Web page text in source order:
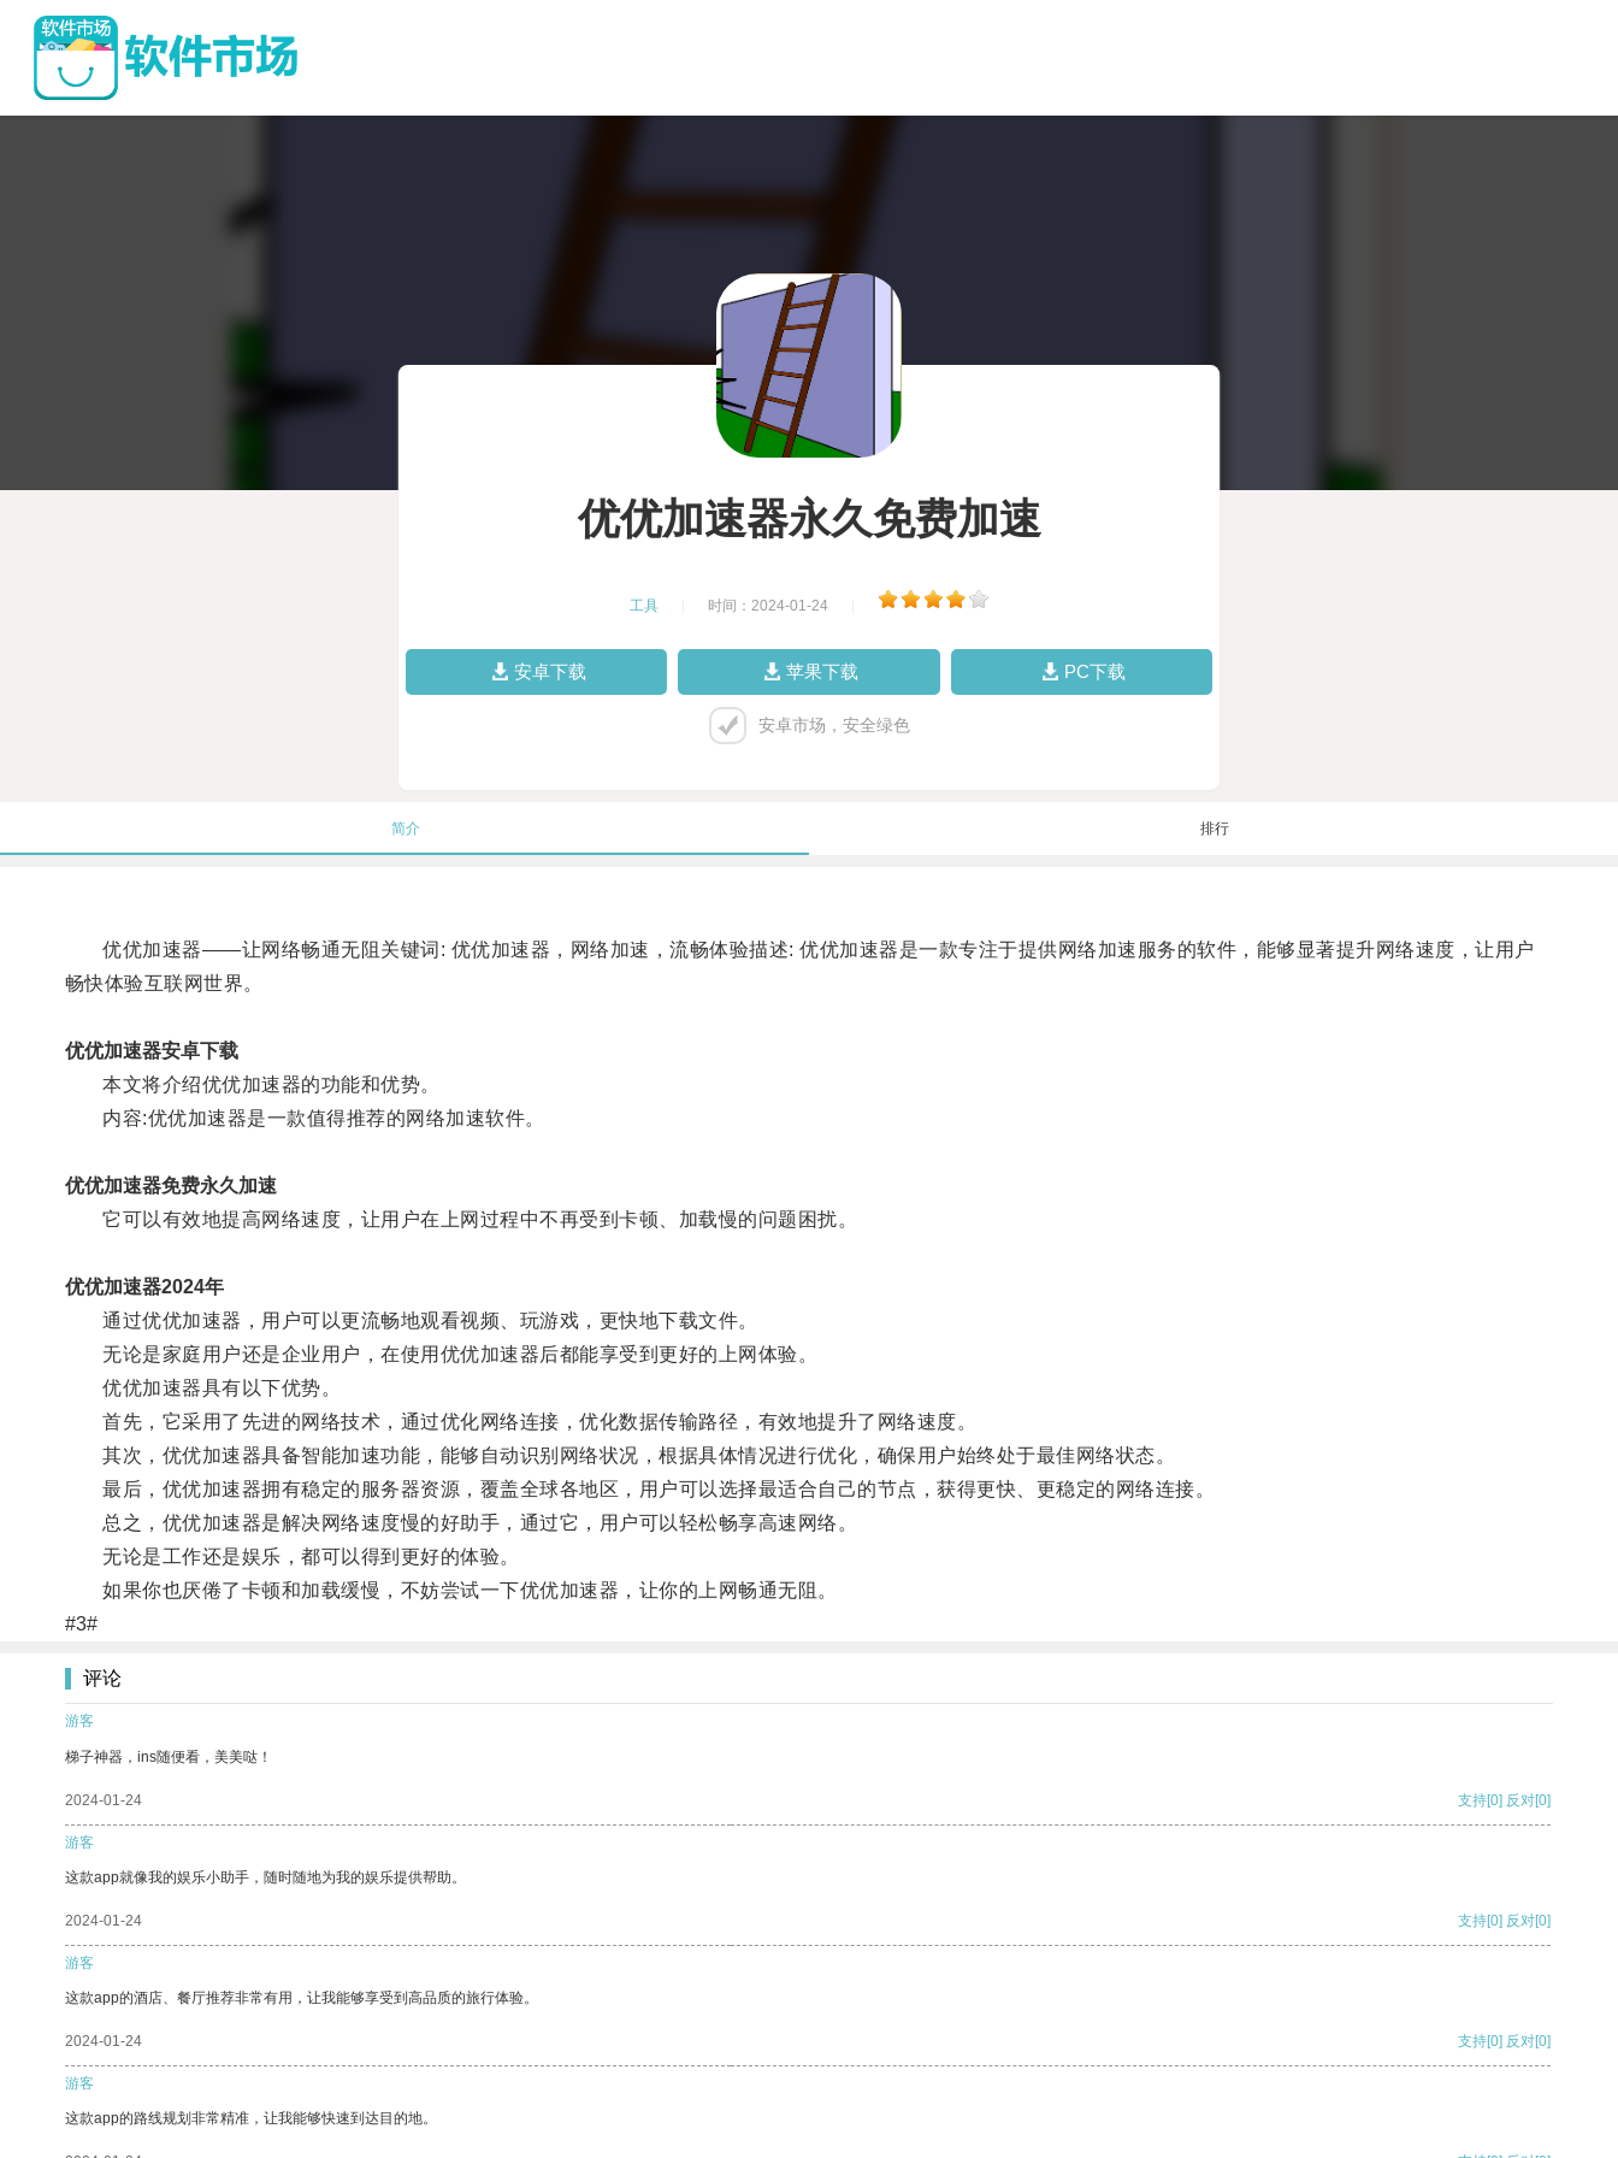
优优加速器永久免费加速
工具 时间：2024-01-24
安卓下载 苹果下载 PC下载
安卓市场，安全绿色
简介 排行
优优加速器——让网络畅通无阻关键词: 优优加速器，网络加速，流畅体验描述: 优优加速器是一款专注于提供网络加速服务的软件，能够显著提升网络速度，让用户
畅快体验互联网世界。
优优加速器安卓下载
本文将介绍优优加速器的功能和优势。
内容:优优加速器是一款值得推荐的网络加速软件。
优优加速器免费永久加速
它可以有效地提高网络速度，让用户在上网过程中不再受到卡顿、加载慢的问题困扰。
优优加速器2024年
通过优优加速器，用户可以更流畅地观看视频、玩游戏，更快地下载文件。
无论是家庭用户还是企业用户，在使用优优加速器后都能享受到更好的上网体验。
优优加速器具有以下优势。
首先，它采用了先进的网络技术，通过优化网络连接，优化数据传输路径，有效地提升了网络速度。
其次，优优加速器具备智能加速功能，能够自动识别网络状况，根据具体情况进行优化，确保用户始终处于最佳网络状态。
最后，优优加速器拥有稳定的服务器资源，覆盖全球各地区，用户可以选择最适合自己的节点，获得更快、更稳定的网络连接。
总之，优优加速器是解决网络速度慢的好助手，通过它，用户可以轻松畅享高速网络。
无论是工作还是娱乐，都可以得到更好的体验。
如果你也厌倦了卡顿和加载缓慢，不妨尝试一下优优加速器，让你的上网畅通无阻。
#3#
评论
游客
梯子神器，ins随便看，美美哒！
2024-01-24 支持[0] 反对[0]
游客
这款app就像我的娱乐小助手，随时随地为我的娱乐提供帮助。
2024-01-24 支持[0] 反对[0]
游客
这款app的酒店、餐厅推荐非常有用，让我能够享受到高品质的旅行体验。
2024-01-24 支持[0] 反对[0]
游客
这款app的路线规划非常精准，让我能够快速到达目的地。